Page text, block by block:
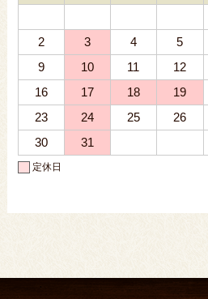
2
3 4 5
9
10 11 12
16
17 18 19
23
24 25 26
30
31
定休日